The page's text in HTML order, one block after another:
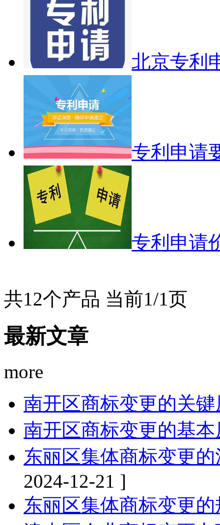
北京专利
专利申请
专利申请
共12个产品 当前1/1页
最新文章
more
南开区商标变更的关
南开区商标变更的基
东丽区集体商标变更
2024-12-21 ]
东丽区集体商标变更